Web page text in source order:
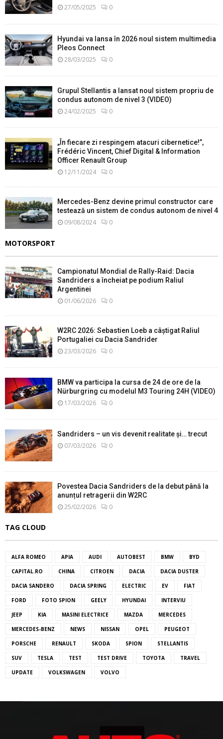
27/05/2025 0
Hyundai va lansa în 2026 noul sistem multimedia
Pleos Connect
28/03/2025 0
Grupul Stellantis a lansat noul sistem propriu de
condus autonom de nivel 3 (VIDEO)
24/02/2025 0
„În fiecare zi respingem atacuri cibernetice!”,
Frédéric Vincent, Chief Digital & Information
Officer Renault Group
12/11/2024 0
Mercedes-Benz devine primul constructor care
testează un sistem de condus autonom de nivel 4
09/08/2024 0
MOTORSPORT
Campionatul Mondial de Rally-Raid: Dacia
Sandriders a încheiat pe podium Raliul
Argentinei
01/06/2026 0
W2RC 2026: Sebastien Loeb a câștigat Raliul
Portugaliei cu Dacia Sandrider
23/03/2026 0
BMW va participa la cursa de 24 de ore de la
Nürburgring cu modelul M3 Touring 24H (VIDEO)
17/03/2026 0
Sandriders – un vis devenit realitate și… trecut
07/03/2026 0
Povestea Dacia Sandriders de la debut până la
anunțul retragerii din W2RC
25/02/2026 0
TAG CLOUD
ALFA ROMEO APIA AUDI AUTOBEST BMW BYD
CAPITAL.RO CHINA CITROEN DACIA DACIA DUSTER
DACIA SANDERO DACIA SPRING ELECTRIC EV FIAT
FORD FOTO SPION GEELY HYUNDAI INTERVIU
JEEP KIA MASINI ELECTRICE MAZDA MERCEDES
MERCEDES-BENZ NEWS NISSAN OPEL PEUGEOT
PORSCHE RENAULT SKODA SPION STELLANTIS
SUV TESLA TEST TEST DRIVE TOYOTA TRAVEL
UPDATE VOLKSWAGEN VOLVO